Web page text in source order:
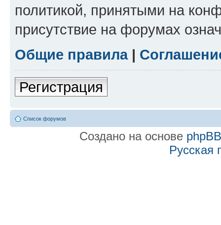
политикой, принятыми на
присутствие на форумах
Общие правила|
Регистрация
Список форумов
Создано на основе phpBB
Русская